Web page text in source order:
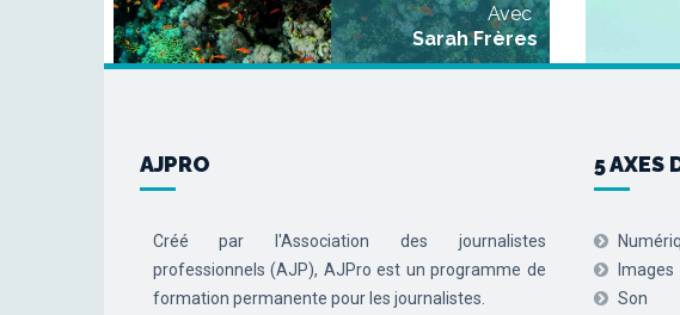
Avec
Sarah Frères
AJPRO
Créé par l'Association des journalistes
professionnels (AJP), AJPro est un programme de
formation permanente pour les journalistes.
5 AXES
Images
Son